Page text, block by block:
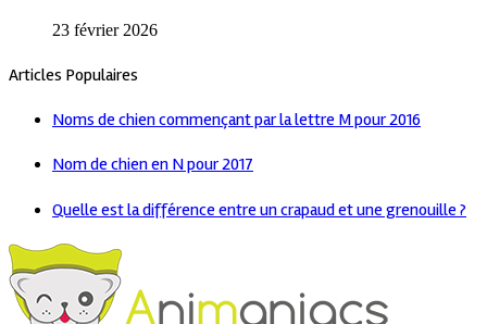
23 février 2026
Articles Populaires
Noms de chien commençant par la lettre M pour 2016
Nom de chien en N pour 2017
Quelle est la différence entre un crapaud et une grenouille ?